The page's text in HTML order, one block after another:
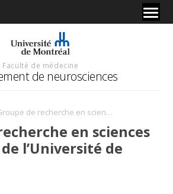
Faculté de médecine
de neurosciences
Groupe de recherche en sciences de la vision de l’Université de Montréal
en sciences
l’Université de